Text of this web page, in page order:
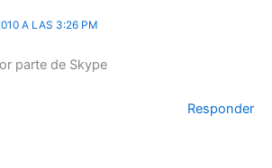
A LAS 3:26 PM
parte de Skype
Responder